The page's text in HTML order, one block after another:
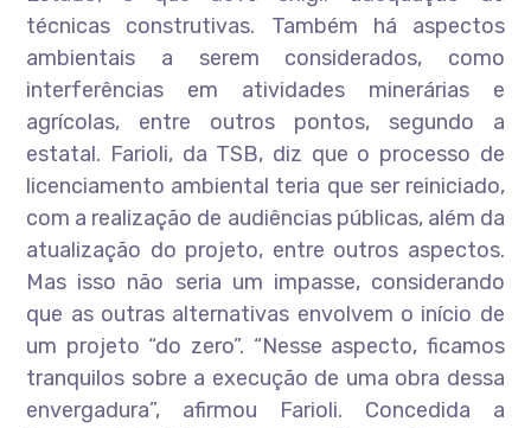
técnicas construtivas. Também há aspectos
ambientais a serem considerados, como
interferências em atividades minerárias e
agrícolas, entre outros pontos, segundo a
estatal. Farioli, da TSB, diz que o processo de
licenciamento ambiental teria que ser reiniciado,
com a realização de audiências públicas, além da
atualização do projeto, entre outros aspectos.
Mas isso não seria um impasse, considerando
que as outras alternativas envolvem o início de
um projeto “do zero”. “Nesse aspecto, ficamos
tranquilos sobre a execução de uma obra dessa
envergadura”, afirmou Farioli. Concedida a